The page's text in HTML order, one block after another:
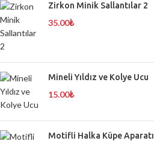
Zirkon Minik Sallantılar 2
35.00₺
Mineli Yıldız ve Kolye Ucu
15.00₺
Motifli Halka Küpe Aparatı